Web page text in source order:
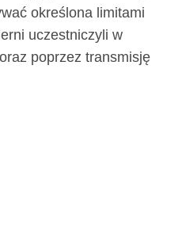
określona limitami
uczestniczyli w
poprzez transmisję